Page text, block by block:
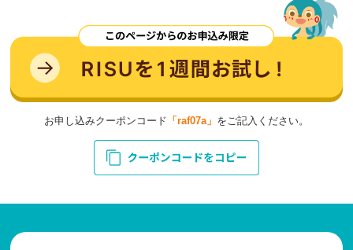
お申し込みクーポンコード 「raf07a」 をご記入ください。